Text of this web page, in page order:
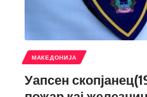
МАКЕДОНИЈА
Уапсен